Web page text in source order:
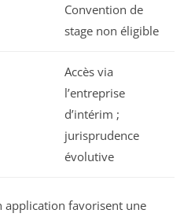
Convention de
stage non éligible
Accès via
l’entreprise
d’intérim ;
jurisprudence
évolutive
application favorisent une